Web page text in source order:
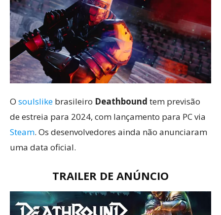
O soulslike brasileiro Deathbound tem previsão
de estreia para 2024, com lançamento para PC via
Steam. Os desenvolvedores ainda não anunciaram
uma data oficial.
TRAILER DE ANÚNCIO